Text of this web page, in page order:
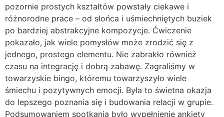
pozornie prostych kształtów powstały ciekawe i
różnorodne prace – od słońca i uśmiechniętych buziek
po bardziej abstrakcyjne kompozycje. Ćwiczenie
pokazało, jak wiele pomysłów może zrodzić się z
jednego, prostego elementu. Nie zabrakło również
czasu na integrację i dobrą zabawę. Zagraliśmy w
towarzyskie bingo, któremu towarzyszyło wiele
śmiechu i pozytywnych emocji. Była to świetna okazja
do lepszego poznania się i budowania relacji w grupie.
Podsumowaniem spotkania było wypełnienie ankiety